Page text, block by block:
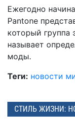
Ежегодно
Pantone
который группа
называет
моды.
Теги: новости
СТИЛЬ ЖИЗНИ: